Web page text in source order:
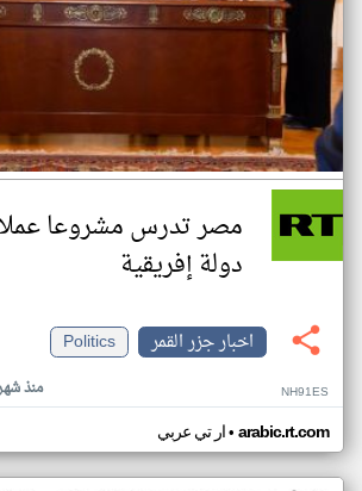
مصر تدرس مشروعا
دولة إفريقية
اخبار جزر القمر
Politics
منذ NH91ES
ار تي عربي• arabic.rt.com